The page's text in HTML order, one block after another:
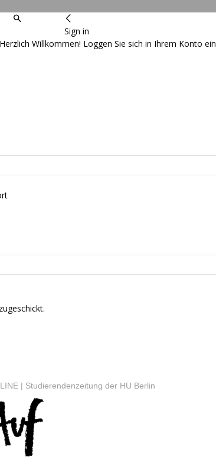
Sign in
Herzlich Willkommen! Loggen Sie sich in Ihrem Konto ein
| Studierendenzeitung der HU Berlin